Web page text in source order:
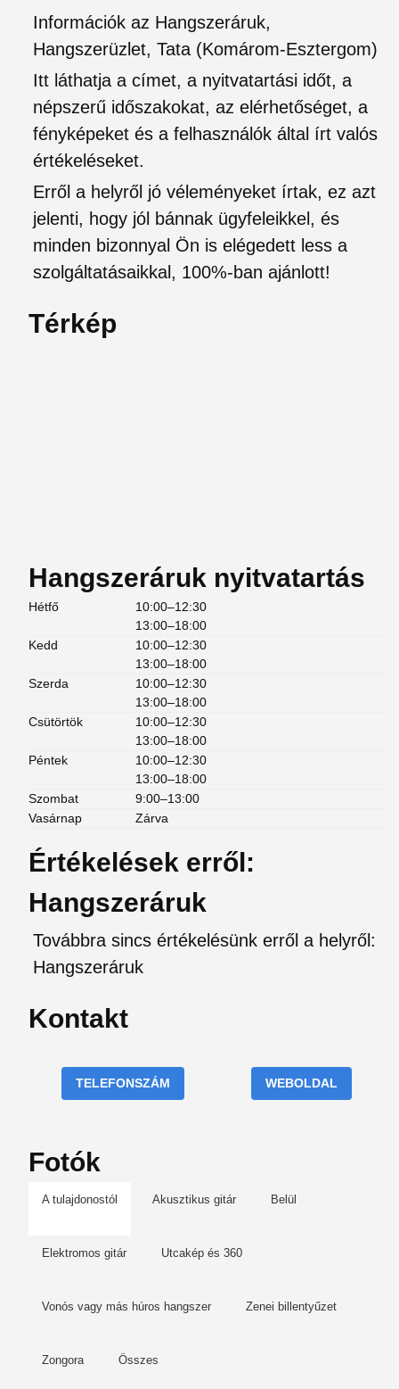
Információk az Hangszeráruk,
Hangszerüzlet, Tata (Komárom-Esztergom)
Itt láthatja a címet, a nyitvatartási időt, a
népszerű időszakokat, az elérhetőséget, a
fényképeket és a felhasználók által írt valós
értékeléseket.
Erről a helyről jó véleményeket írtak, ez azt
jelenti, hogy jól bánnak ügyfeleikkel, és
minden bizonnyal Ön is elégedett less a
szolgáltatásaikkal, 100%-ban ajánlott!
Térkép
Hangszeráruk nyitvatartás
Hétfő
10:00–12:30
13:00–18:00
Kedd
10:00–12:30
13:00–18:00
Szerda
10:00–12:30
13:00–18:00
Csütörtök
10:00–12:30
13:00–18:00
Péntek
10:00–12:30
13:00–18:00
Szombat
9:00–13:00
Vasárnap
Zárva
Értékelések erről:
Hangszeráruk
Továbbra sincs értékelésünk erről a helyről:
Hangszeráruk
Kontakt
TELEFONSZÁM WEBOLDAL
Fotók
A tulajdonostól Akusztikus gitár Belül
Elektromos gitár Utcakép és 360
Vonós vagy más húros hangszer Zenei billentyűzet
Zongora Összes